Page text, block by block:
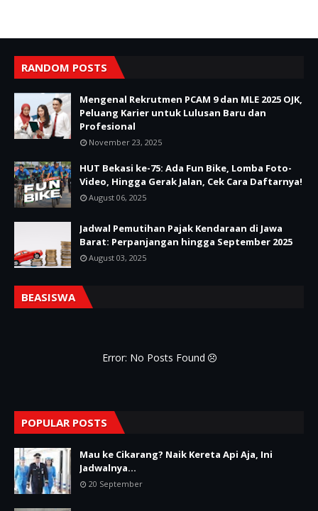
RANDOM POSTS
Mengenal Rekrutmen PCAM 9 dan MLE 2025 OJK,
Peluang Karier untuk Lulusan Baru dan
Profesional
November 23, 2025
HUT Bekasi ke-75: Ada Fun Bike, Lomba Foto-
Video, Hingga Gerak Jalan, Cek Cara Daftarnya!
August 06, 2025
Jadwal Pemutihan Pajak Kendaraan di Jawa
Barat: Perpanjangan hingga September 2025
August 03, 2025
BEASISWA
Error: No Posts Found
POPULAR POSTS
Mau ke Cikarang? Naik Kereta Api Aja, Ini
Jadwalnya...
20 September